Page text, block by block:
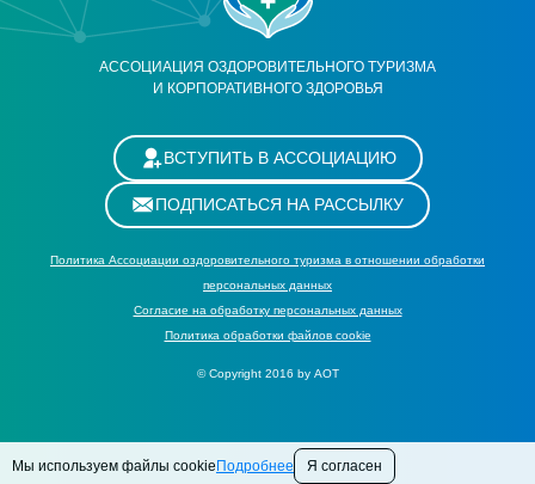
АССОЦИАЦИЯ ОЗДОРОВИТЕЛЬНОГО ТУРИЗМА
И КОРПОРАТИВНОГО ЗДОРОВЬЯ
ВСТУПИТЬ В АССОЦИАЦИЮ
ПОДПИСАТЬСЯ НА РАССЫЛКУ
Политика Ассоциации оздоровительного туризма в отношении обработки
персональных данных
Cогласие на обработку персональных данных
Политика обработки файлов cookie
© Copyright 2016 by АОТ
Мы используем файлы cookie Подробнее Я согласен